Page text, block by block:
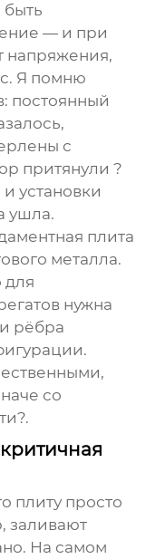
— и при
напряжения,
Я помню
постоянный
с
притянули ?
установки
ушла.
плита
металла.
для
нужна
рёбра
со
плиту просто
заливают
На самом